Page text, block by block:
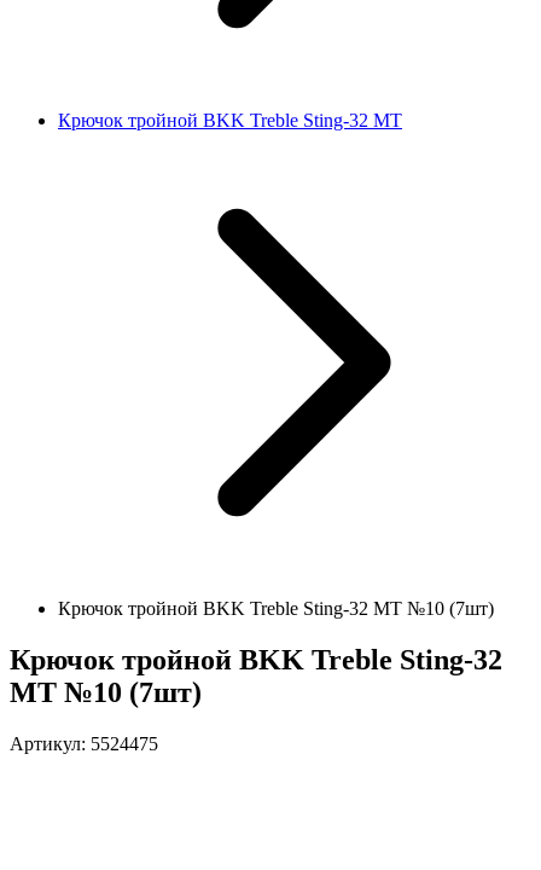
Крючок тройной BKK Treble Sting-32 MT
Крючок тройной BKK Treble Sting-32 MT №10 (7шт)
Крючок тройной BKK Treble Sting-32
MT №10 (7шт)
Артикул: 5524475